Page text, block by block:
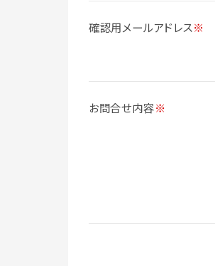
個人情報の利用目
本サービスにおけ
個人情報を利用す
・会員ポイントプロ
・各種お申込みや
・投稿したクチコ
確認用メールアドレス※
お問合せ内容※